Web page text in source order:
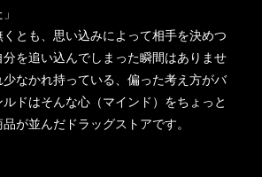
とも、思い込みによって相手を決めつ
を追い込んでしまった瞬間はありませ
なかれ持っている、偏った考え方がバ
ドはそんな心（マインド）をちょっと
が並んだドラッグストアです。